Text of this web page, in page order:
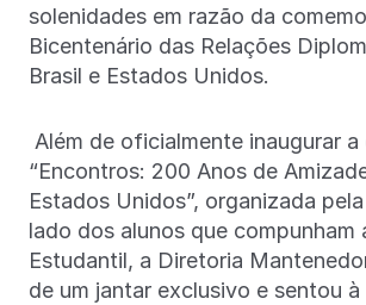
solenidades em razão da
Bicentenário das Relações
Brasil e Estados Unidos.
Além de oficialmente inaugurar
“Encontros: 200 Anos de
Estados Unidos”, organizada pela
lado dos alunos que compunham
Estudantil, a Diretoria
de um jantar exclusivo e sentou à